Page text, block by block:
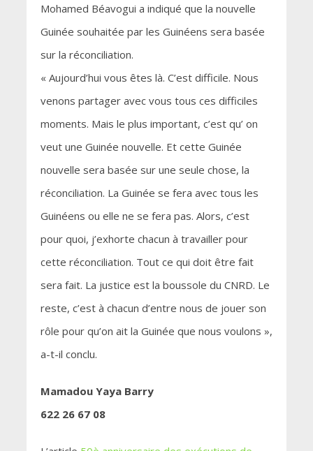
Mohamed Béavogui a indiqué que la nouvelle
Guinée souhaitée par les Guinéens sera basée
sur la réconciliation.
« Aujourd’hui vous êtes là. C’est difficile. Nous
venons partager avec vous tous ces difficiles
moments. Mais le plus important, c’est qu’ on
veut une Guinée nouvelle. Et cette Guinée
nouvelle sera basée sur une seule chose, la
réconciliation. La Guinée se fera avec tous les
Guinéens ou elle ne se fera pas. Alors, c’est
pour quoi, j’exhorte chacun à travailler pour
cette réconciliation. Tout ce qui doit être fait
sera fait. La justice est la boussole du CNRD. Le
reste, c’est à chacun d’entre nous de jouer son
rôle pour qu’on ait la Guinée que nous voulons »,
a-t-il conclu.
Mamadou Yaya Barry
622 26 67 08